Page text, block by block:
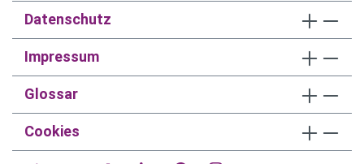
Datenschutz
Impressum
Glossar
Cookies